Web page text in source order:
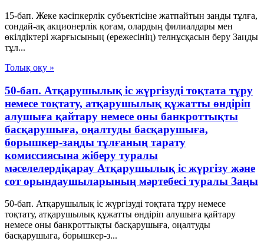
15-бап. Жеке кәсiпкерлiк субъектiсiне жатпайтын заңды тұлға,
сондай-ақ акционерлiк қоғам, олардың филиалдары мен
өкiлдiктерi жарғысының (ережесiнiң) телнұсқасын беру Заңды
тұл...
Толық оқу »
50-бап. Атқарушылық iс жүргiзудi тоқтата тұру
немесе тоқтату, атқарушылық құжатты өндiрiп
алушыға қайтару немесе оны банкроттықты
басқарушыға, оңалтуды басқарушыға,
борышкер-заңды тұлғаның тарату
комиссиясына жiберу туралы
мәселелердiқарау Атқарушылық iс жүргiзу және
сот орындаушыларының мәртебесi туралы Заңы
50-бап. Атқарушылық iс жүргiзудi тоқтата тұру немесе
тоқтату, атқарушылық құжатты өндiрiп алушыға қайтару
немесе оны банкроттықты басқарушыға, оңалтуды
басқарушыға, борышкер-з...